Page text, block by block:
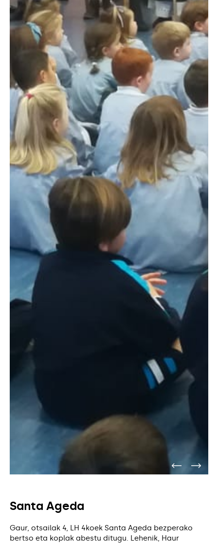
Santa Ageda
Gaur, otsailak 4, LH 4koek Santa Ageda bezperako
bertso eta koplak abestu ditugu. Lehenik, Haur